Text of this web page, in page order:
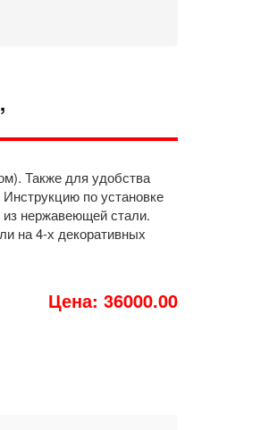
Также для удобства
по установке
нержавеющей стали.
на 4-х декоративных
Цена: 36000.00